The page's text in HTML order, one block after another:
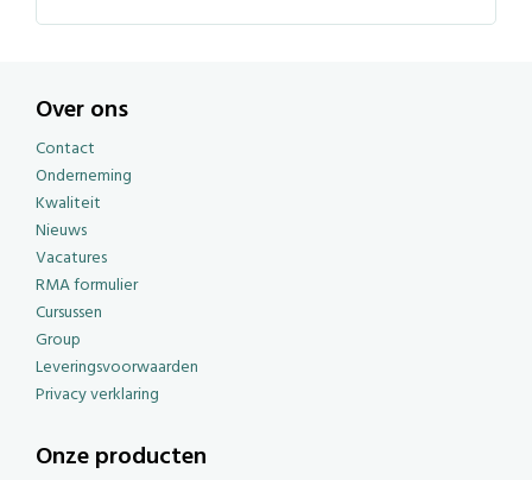
Over ons
Contact
Onderneming
Kwaliteit
Nieuws
Vacatures
RMA formulier
Cursussen
Group
Leveringsvoorwaarden
Privacy verklaring
Onze producten